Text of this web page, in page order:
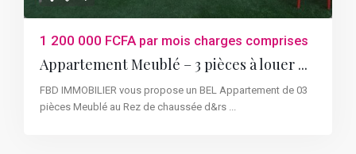
1 200 000 FCFA par mois charges comprises
Appartement Meublé – 3 pièces à louer ...
FBD IMMOBILIER vous propose un BEL Appartement de 03
pièces Meublé au Rez de chaussée d&rs ...